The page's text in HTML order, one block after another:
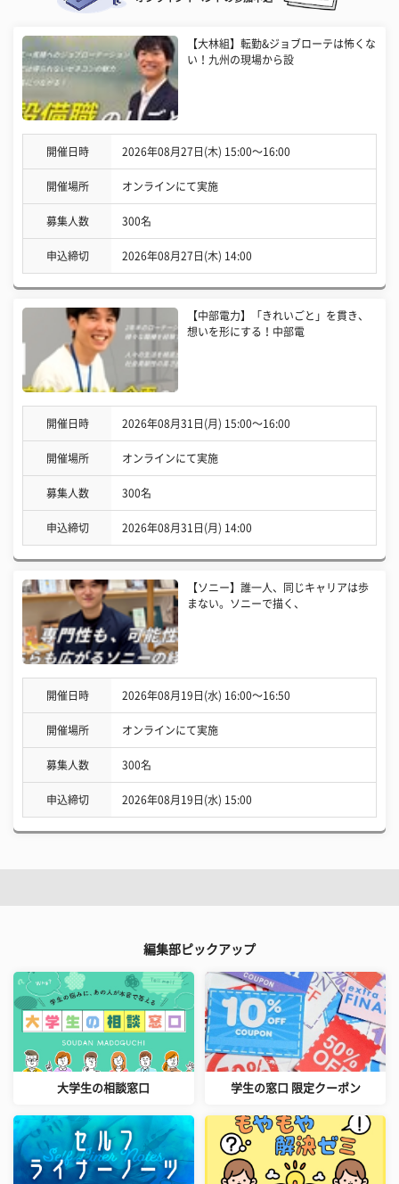
【大林組】転勤&ジョブローテは怖くな
い！九州の現場から設
開催日時 2026年08月27日(木) 15:00〜16:00
開催場所 オンラインにて実施
募集人数 300名
申込締切 2026年08月27日(木) 14:00
【中部電力】「きれいごと」を貫き、
想いを形にする！中部電
開催日時 2026年08月31日(月) 15:00〜16:00
開催場所 オンラインにて実施
募集人数 300名
申込締切 2026年08月31日(月) 14:00
【ソニー】誰一人、同じキャリアは歩
まない。ソニーで描く、
開催日時 2026年08月19日(水) 16:00〜16:50
開催場所 オンラインにて実施
募集人数 300名
申込締切 2026年08月19日(水) 15:00
編集部ピックアップ
大学生の相談窓口 学生の窓口 限定クーポン